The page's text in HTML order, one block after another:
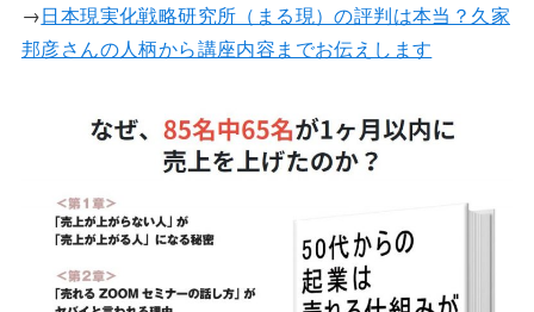
→日本現実化戦略研究所（まる現）の評判は本当？久家
邦彦さんの人柄から講座内容までお伝えします